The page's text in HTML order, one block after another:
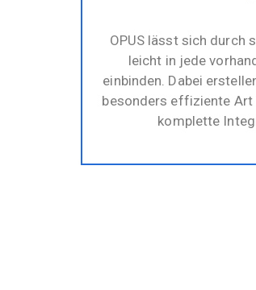
OPUS lässt sich durch
leicht in jede
einbinden. Dabei
besonders effiziente Art
komplette